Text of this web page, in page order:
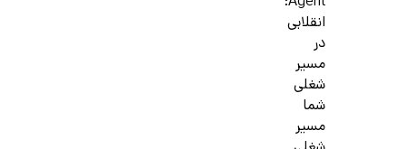
انقلابی
در
مسیر
شغلی
شما
مسیر